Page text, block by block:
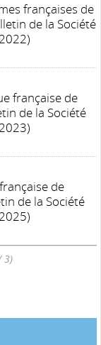
françaises de
de la Société
française de
de la Société
de
de la Société
3)